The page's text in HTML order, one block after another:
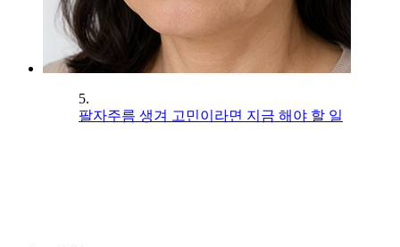
5.
팔자주름 생겨 고민이라면 지금 해야 할 일